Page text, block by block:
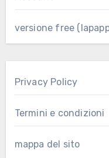
versione free
Privacy Policy
Termini e condizioni
mappa del sito